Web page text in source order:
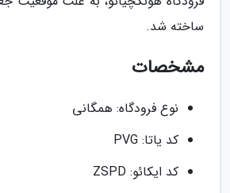
ساخته شد.
مشخصات
نوع فرودگاه: همگانی
کد یاتا: PVG
کد ایکائو: ZSPD